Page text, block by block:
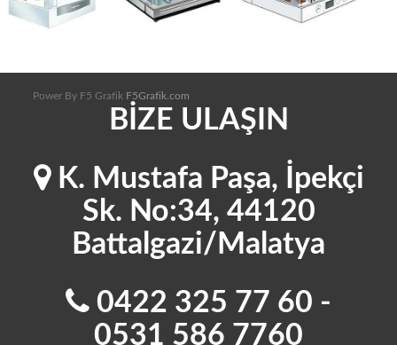
Power By F5 Grafik F5Grafik.com
BİZE ULAŞIN
K. Mustafa Paşa, İpekçi
Sk. No:34, 44120
Battalgazi/Malatya
0422 325 77 60 -
0531 586 7760